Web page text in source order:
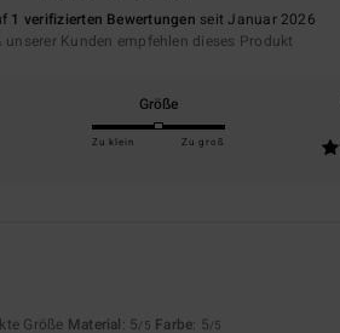
1 verifizierten Bewertungen seit Januar 2026
unserer Kunden empfehlen dieses Produkt
Größe
Zu klein Zu groß
Größe Material: 5/5 Farbe: 5/5